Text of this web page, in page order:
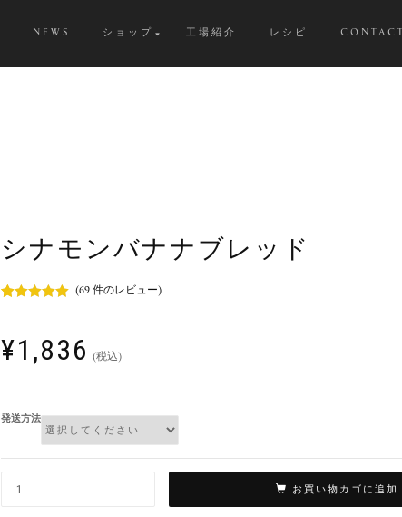
NEWS ショップ 工場紹介 レシピ CONTACT
シナモンバナナブレッド
価のうち、
4.84 点
(69 件のレビュー)
¥1,836 (税込)
発送方法
お買い物カゴに追加